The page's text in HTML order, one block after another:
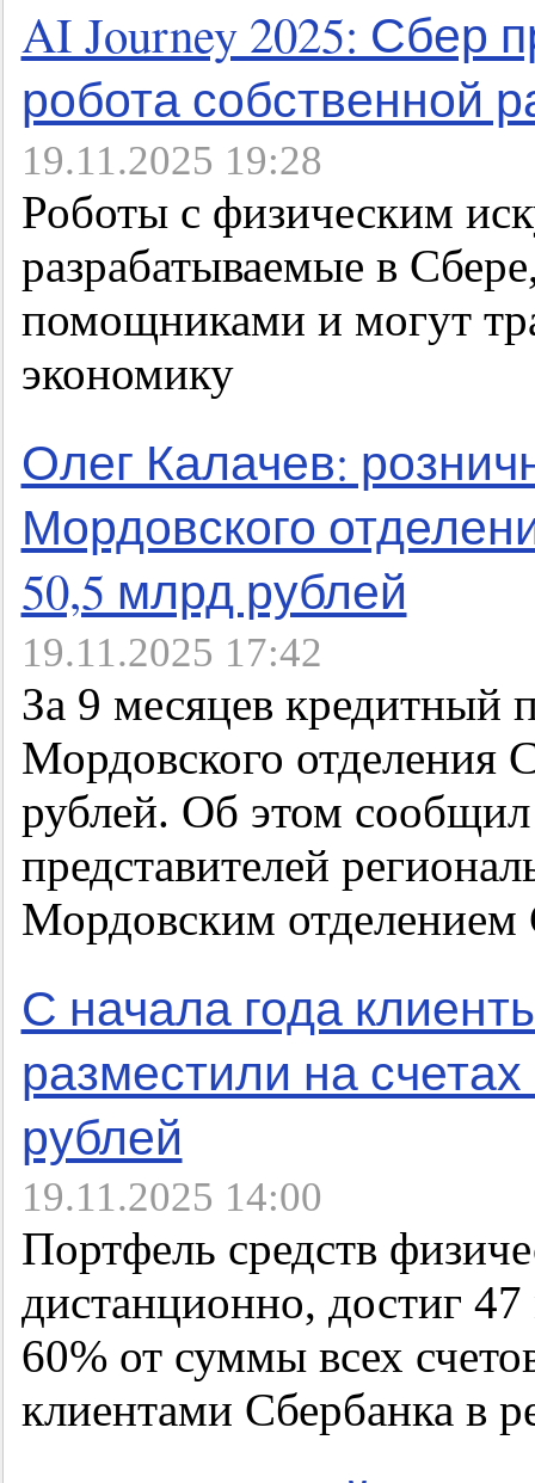
AI Journey 2025: Сбер
робота собственной
19.11.2025 19:28
Роботы с физическим
разрабатываемые в
помощниками и могут
экономику
Олег Калачев:
Мордовского
50,5 млрд рублей
19.11.2025 17:42
За 9 месяцев кредитный
Мордовского отделения
рублей. Об этом
представителей
Мордовским отделением
С начала года
разместили на
рублей
19.11.2025 14:00
Портфель средств
дистанционно, достиг 47
60% от суммы всех
клиентами Сбербанка в